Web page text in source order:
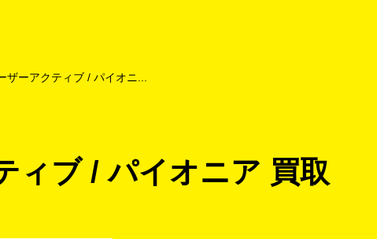
ザーアクティブ / パイオニ...
ィブ / パイオニア 買取